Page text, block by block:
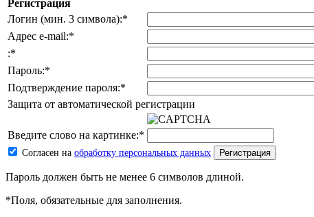
Регистрация
Логин (мин. 3 символа):*
Адрес e-mail:*
:*
Пароль:*
Подтверждение пароля:*
Защита от автоматической регистрации
Введите слово на картинке:*
Согласен на обработку персональных данных
Пароль должен быть не менее 6 символов длиной.
*Поля, обязательные для заполнения.